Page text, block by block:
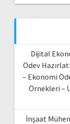
Dijital
Ödev
– Ekonomi
Örnekleri –
İnşaat